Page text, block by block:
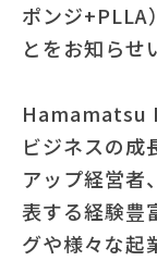
ポンジ+PLLA
とをお知らせ
Hamamatsu
ビジネスの成
アップ経営者
表する経験豊
グや様々な起